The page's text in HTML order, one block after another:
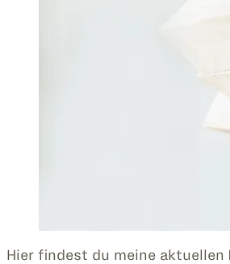
Hier findest du meine aktuellen